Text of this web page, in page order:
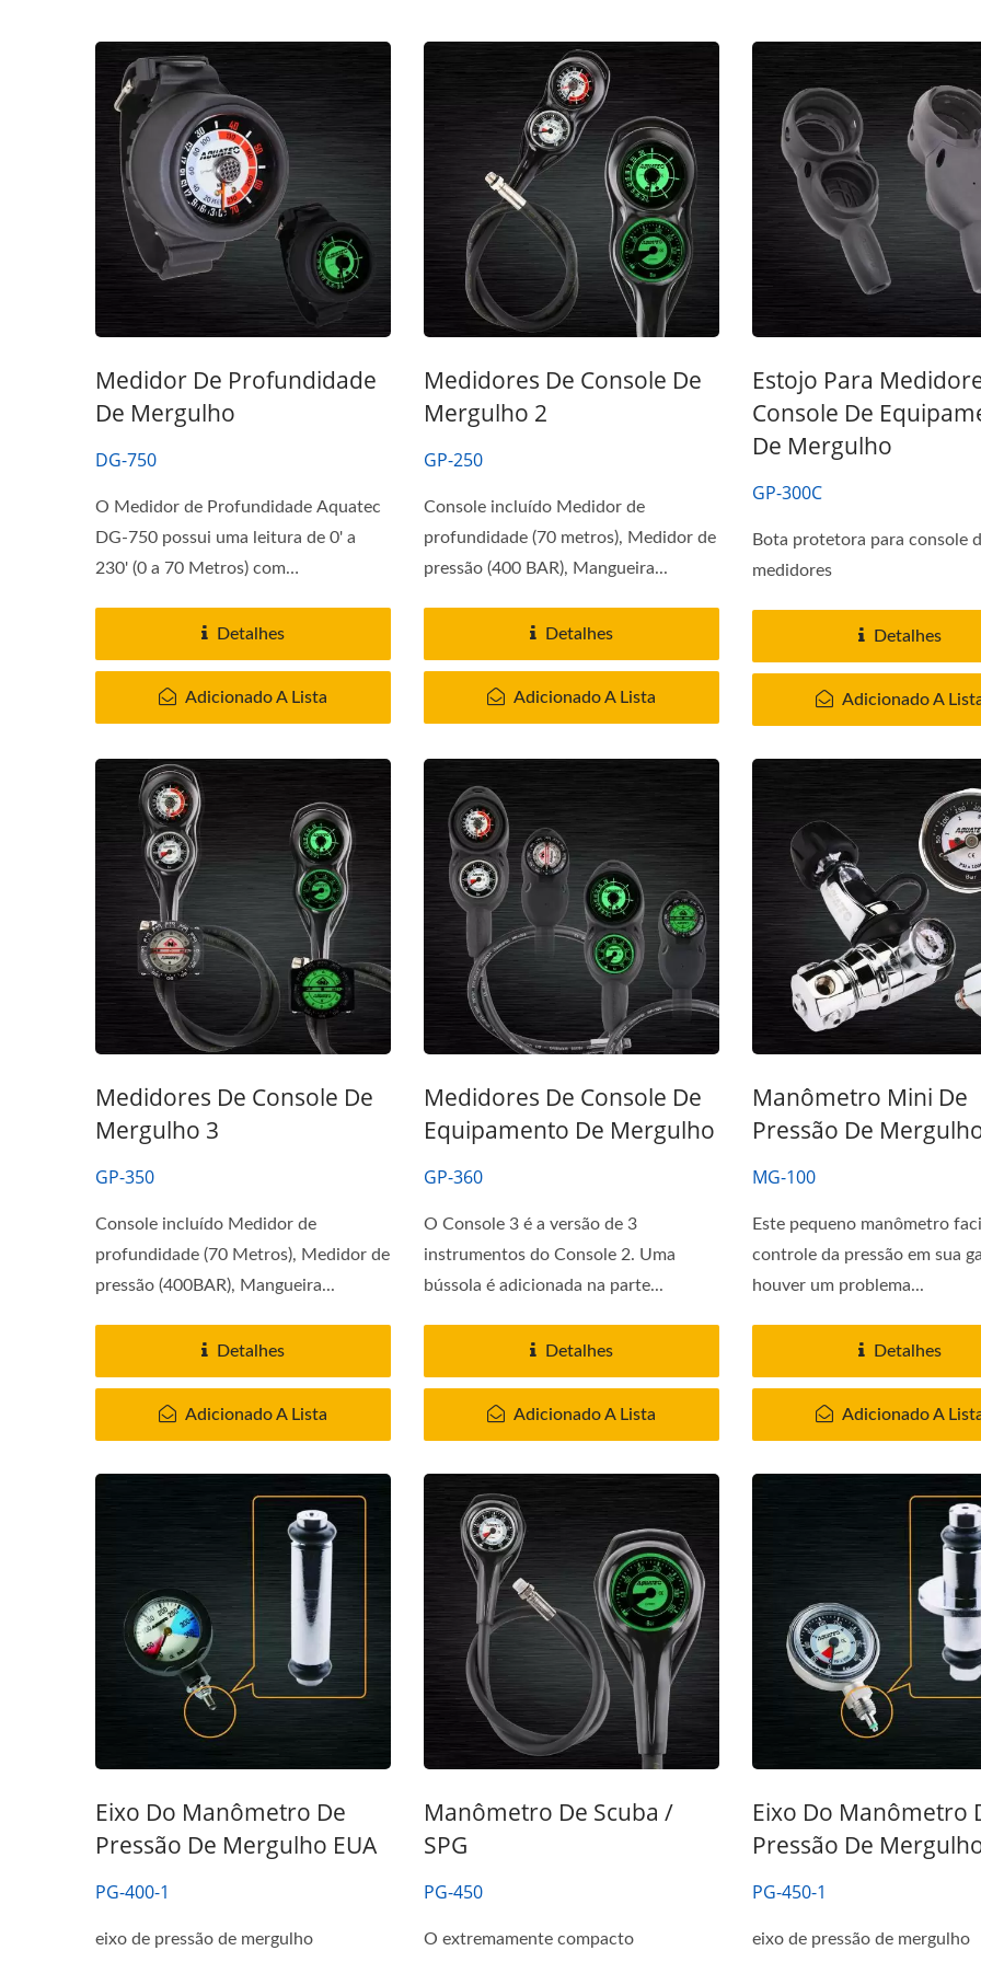
Medidor De Profundidade
De Mergulho
DG-750
O Medidor de Profundidade Aquatec
DG-750 possui uma leitura de 0' a
230' (0 a 70 Metros) com
Detalhes
Adicionado A Lista
Medidores De Console De
Mergulho 2
GP-250
Console incluído Medidor de
profundidade (70 metros), Medidor de
pressão (400 BAR), Mangueira...
Detalhes
Adicionado A Lista
Estojo Para
Console De
De Mergulho
GP-300C
Bota protetora para console
medidores
Detalhes
Adicionado A
Medidores De Console De
Mergulho 3
GP-350
Console incluído Medidor de
profundidade (70 Metros), Medidor de
pressão (400BAR), Mangueira...
Detalhes
Adicionado A Lista
Medidores De Console De
Equipamento De Mergulho
GP-360
O Console 3 é a versão de 3
instrumentos do Console 2. Uma
bússola é adicionada na parte...
Detalhes
Adicionado A Lista
Manômetro Mini De
Pressão De
MG-100
Este pequeno manômetro
controle da pressão em sua
houver um problema...
Detalhes
Adicionado A
Eixo Do Manômetro De
Pressão De Mergulho EUA
PG-400-1
eixo de pressão de mergulho
Manômetro De Scuba /
SPG
PG-450
O extremamente compacto
Eixo Do Manômetro
Pressão De
PG-450-1
eixo de pressão de mergulho
Sistema De Umidade Do Filtro
De Ar Guardian Series
Colete De Flutuação
UDT/NAVY SEAL
Sistema De Umidade Do
De Ar Guardian